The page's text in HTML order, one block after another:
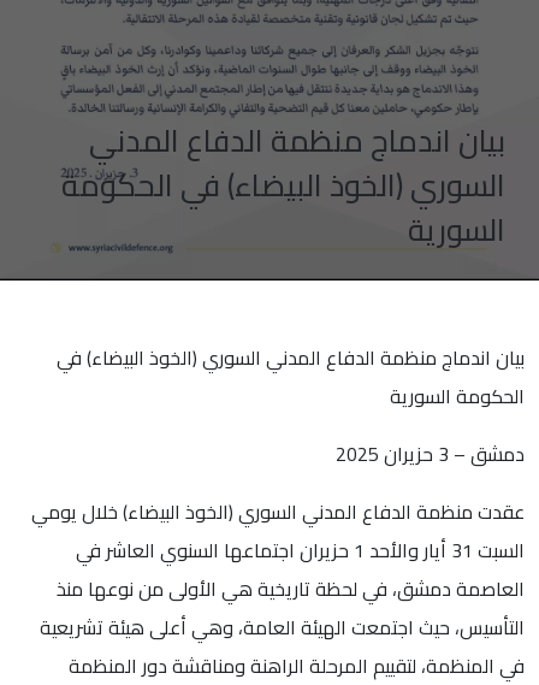
بيان اندماج منظمة الدفاع المدني
السوري (الخوذ البيضاء) في الحكومة
السورية
بيان اندماج منظمة الدفاع المدني السوري (الخوذ البيضاء) في
الحكومة السورية
دمشق – 3 حزيران 2025
عقدت منظمة الدفاع المدني السوري (الخوذ البيضاء) خلال يومي
السبت 31 أيار والأحد 1 حزيران اجتماعها السنوي العاشر في
العاصمة دمشق، في لحظة تاريخية هي الأولى من نوعها منذ
التأسيس، حيث اجتمعت الهيئة العامة، وهي أعلى هيئة تشريعية
في المنظمة، لتقييم المرحلة الراهنة ومناقشة دور المنظمة